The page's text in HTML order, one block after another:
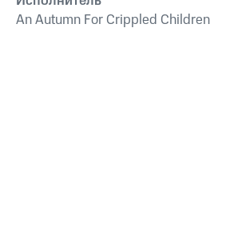
An Autumn For Crippled Children